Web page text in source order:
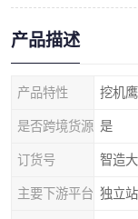
产品描述
产品特性 挖机
是否跨境货源 是
订货号 智造
主要下游平台 独立站